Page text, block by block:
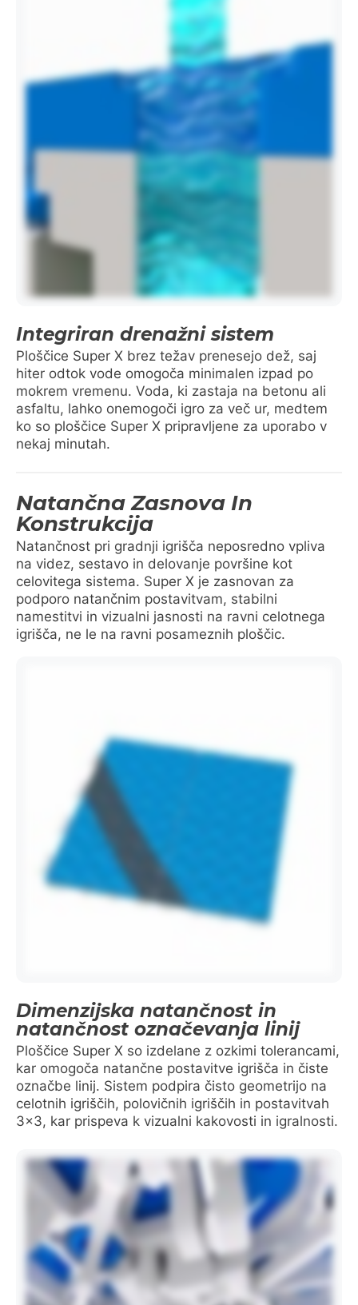
Integriran drenažni sistem
Ploščice Super X brez težav prenesejo dež, saj
hiter odtok vode omogoča minimalen izpad po
mokrem vremenu. Voda, ki zastaja na betonu ali
asfaltu, lahko onemogoči igro za več ur, medtem
ko so ploščice Super X pripravljene za uporabo v
nekaj minutah.
Natančna Zasnova In
Konstrukcija
Natančnost pri gradnji igrišča neposredno vpliva
na videz, sestavo in delovanje površine kot
celovitega sistema. Super X je zasnovan za
podporo natančnim postavitvam, stabilni
namestitvi in vizualni jasnosti na ravni celotnega
igrišča, ne le na ravni posameznih ploščic.
Dimenzijska natančnost in
natančnost označevanja linij
Ploščice Super X so izdelane z ozkimi tolerancami,
kar omogoča natančne postavitve igrišča in čiste
označbe linij. Sistem podpira čisto geometrijo na
celotnih igriščih, polovičnih igriščih in postavitvah
3×3, kar prispeva k vizualni kakovosti in igralnosti.